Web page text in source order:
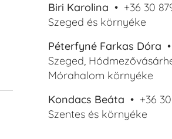
Biri Karolina • +36 30
Szeged és környéke
Péterfyné Farkas Dóra
Szeged,
Mórahalom környéke
Kondacs Beáta • +36
Szentes és környéke